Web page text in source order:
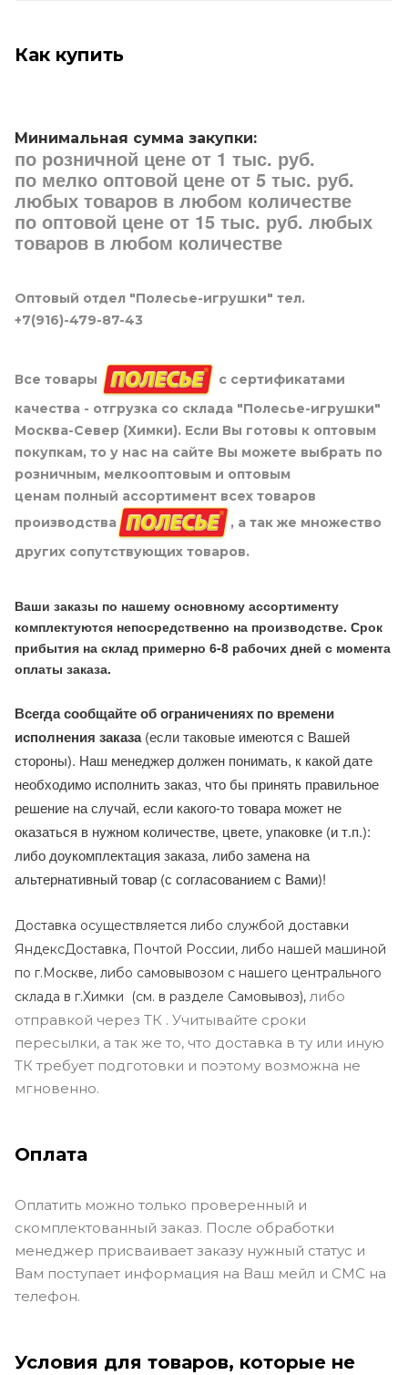
Как купить
Минимальная сумма закупки:
по розничной цене от 1 тыс. руб.
по мелко оптовой цене от 5 тыс. руб.
любых товаров в любом количестве
по оптовой цене от 15 тыс. руб. любых
товаров в любом количестве
Оптовый отдел "Полесье-игрушки" тел.
+7(916)-479-87-43
Все товары
с сертификатами
качества - отгрузка со склада "Полесье-игрушки"
Москва-Север (Химки). Если Вы готовы к оптовым
покупкам, то у нас на сайте Вы можете выбрать по
розничным, мелкооптовым и оптовым
ценам полный ассортимент всех товаров
производства
, а так же множество
других сопутствующих товаров.
Ваши заказы по нашему основному ассортименту
комплектуются непосредственно на производстве. Срок
прибытия на склад примерно 6-8 рабочих дней с момента
оплаты заказа.
Всегда сообщайте об ограничениях по времени
исполнения заказа(если таковые имеются с Вашей
стороны). Наш менеджер должен понимать, к какой дате
необходимо исполнить заказ, что бы принять правильное
решение на случай, если какого-то товара может не
оказаться в нужном количестве, цвете, упаковке (и т.п.):
либо доукомплектация заказа, либо замена на
альтернативный товар (с согласованием с Вами)!
Доставка осуществляется либо службой доставки
ЯндексДоставка, Почтой России, либо нашей машиной
по г.Москве, либо самовывозом с нашего центрального
склада в г.Химки (см. в разделе Самовывоз), либо
отправкой через ТК . Учитывайте сроки
пересылки, а так же то, что доставка в ту или иную
ТК требует подготовки и поэтому возможна не
мгновенно.
Оплата
Оплатить можно только проверенный и
скомплектованный заказ. После обработки
менеджер присваивает заказу нужный статус и
Вам поступает информация на Ваш мейл и СМС на
телефон.
Условия для товаров, которые не